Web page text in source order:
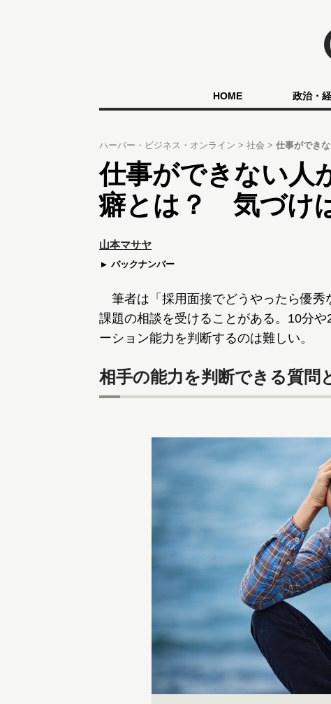
HOME 政治・
ハーバー・ビジネス・オンライン 社会 仕事ができ
仕事ができない人
癖とは？ 気づけ
山本マサヤ
バックナンバー
筆者は「採用面接でどうやったら優秀
課題の相談を受けることがある。10分
ーション能力を判断するのは難しい。
相手の能力を判断できる質問